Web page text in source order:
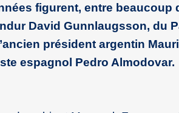
figurent, entre beaucoup
David Gunnlaugsson, du
président argentin
espagnol Pedro Almodovar.